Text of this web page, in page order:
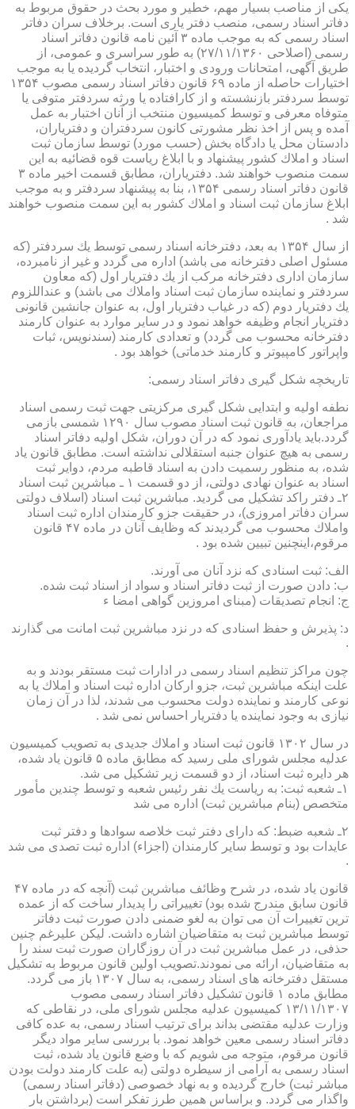
یكی از مناصب بسیار مهم، خطیر و مورد بحث در حقوق مربوط به
دفاتر اسناد رسمی، منصب دفتر یاری است. برخلاف سران دفاتر
اسناد رسمی كه به موجب ماده ۳ آئین نامه قانون دفاتر اسناد
رسمی (اصلاحی ۲۷/۱۱/۱۳۶۰) به طور سراسری و عمومی، از
طریق آگهی، امتحانات ورودی و اختبار، انتخاب گردیده یا به موجب
اختیارات حاصله از ماده ۶۹ قانون دفاتر اسناد رسمی مصوب ۱۳۵۴
توسط سردفتر بازنشسته و از كارافتاده یا ورثه سردفتر متوفی یا
متوفاه معرفی و توسط كمیسیون منتخب از آنان اختبار به عمل
آمده و پس از اخذ نظر مشورتی كانون سردفتران و دفتریاران،
دادستان محل یا دادگاه بخش (حسب مورد) توسط سازمان ثبت
اسناد و املاك كشور پیشنهاد و با ابلاغ ریاست قوه قضائیه به این
سمت منصوب خواهند شد. دفتریاران، مطابق قسمت اخیر ماده ۳
قانون دفاتر اسناد رسمی ۱۳۵۴، بنا به پیشنهاد سردفتر و به موجب
ابلاغ سازمان ثبت اسناد و املاك كشور به این سمت منصوب خواهند
شد .
از سال ۱۳۵۴ به بعد، دفترخانه اسناد رسمی توسط یك سردفتر (كه
مسئول اصلی دفترخانه می باشد) اداره می گردد و غیر از نامبرده،
سازمان اداری دفترخانه مركب از یك دفتریار اول (كه معاون
سردفتر و نماینده سازمان ثبت اسناد واملاك می باشد) و عنداللزوم
یك دفتریار دوم (كه در غیاب دفتریار اول، به عنوان جانشین قانونی
دفتریار انجام وظیفه خواهد نمود و در سایر موارد به عنوان كارمند
دفترخانه محسوب می گردد) و تعدادی كارمند (سندنویس، ثبات
واپراتور كامپیوتر و كارمند خدماتی) خواهد بود .
تاریخچه شكل گیری دفاتر اسناد رسمی:
نطفه اولیه و ابتدایی شكل گیری مركزیتی جهت ثبت رسمی اسناد
مراجعان، به قانون ثبت اسناد مصوب سال ۱۲۹۰ شمسی بازمی
گردد.باید یادآوری نمود كه در آن دوران، شكل اولیه دفاتر اسناد
رسمی به هیچ عنوان جنبه استقلالی نداشته است. مطابق قانون یاد
شده، به منظور رسمیت دادن به اسناد قاطبه مردم، دوایر ثبت
اسناد به عنوان نهادی دولتی، از دو قسمت ۱ ـ مباشرین ثبت اسناد
۲ـ دفتر راكد تشكیل می گردید. مباشرین ثبت اسناد (اسلاف دولتی
سران دفاتر امروزی)، در حقیقت جزو كارمندان اداره ثبت اسناد
واملاك محسوب می گردیدند كه وظایف آنان در ماده ۴۷ قانون
مرقوم،اینچنین تبیین شده بود .
الف: ثبت اسنادی كه نزد آنان می آورند.
ب: دادن صورت از ثبت دفاتر اسناد و سواد از اسناد ثبت شده.
ج: انجام تصدیقات (مبنای امروزین گواهی امضا ء
د: پذیرش و حفظ اسنادی كه در نزد مباشرین ثبت امانت می گذارند
.
چون مراكز تنظیم اسناد رسمی در ادارات ثبت مستقر بودند و به
علت اینكه مباشرین ثبت، جزو اركان اداره ثبت اسناد و املاك یا به
نوعی كارمند و نماینده دولت محسوب می شدند، لذا در آن زمان
نیازی به وجود نماینده یا دفتریار احساس نمی شد .
در سال ۱۳۰۲ قانون ثبت اسناد و املاك جدیدی به تصویب كمیسیون
عدلیه مجلس شورای ملی رسید كه مطابق ماده ۵ قانون یاد شده،
هر دایره ثبت اسناد، از دو قسمت زیر تشكیل می شد.
۱ـ شعبه ثبت: به ریاست یك نفر رئیس شعبه و توسط چندین مأمور
متخصص (بنام مباشرین ثبت) اداره می شد
۲ـ شعبه ضبط: كه دارای دفتر ثبت خلاصه سوادها و دفتر ثبت
عایدات بود و توسط سایر كارمندان (اجزاء) اداره ثبت تصدی می شد
.
قانون یاد شده، در شرح وظائف مباشرین ثبت (آنچه كه در ماده ۴۷
قانون سابق مندرج شده بود) تغییراتی را پدیدار ساخت كه از عمده
ترین تغییرات آن می توان به لغو ضمنی دادن صورت ثبت دفاتر
توسط مباشرین ثبت به متقاضیان اشاره داشت. لیكن علیرغم چنین
حذفی، در عمل مباشرین ثبت در آن روزگاران صورت ثبت سند را
به متقاضیان، ارائه می نمودند.تصویب اولین قانون مربوط به تشكیل
مستقل دفترخانه های اسناد رسمی، به سال ۱۳۰۷ باز می گردد.
مطابق ماده ۱ قانون تشكیل دفاتر اسناد رسمی مصوب
۱۳/۱۱/۱۳۰۷ كمیسیون عدلیه مجلس شورای ملی، در نقاطی كه
وزارت عدلیه مقتضی بداند برای ترتیب اسناد رسمی، به عده كافی
دفاتر اسناد رسمی معین خواهد نمود. با بررسی سایر مواد دیگر
قانون مرقوم، متوجه می شویم كه با وضع قانون یاد شده، ثبت
اسناد رسمی به آرامی از سیطره دولتی (به علت كارمند دولت بودن
مباشر ثبت) خارج گردیده و به نهاد خصوصی (دفاتر اسناد رسمی)
واگذار می گردد. و براساس همین طرز تفكر است (برداشتن بار